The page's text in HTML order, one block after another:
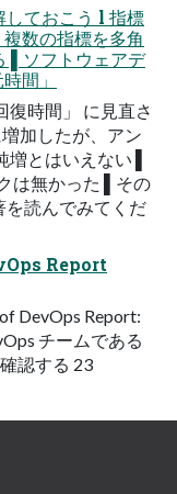
ておこう l 指標
数の指標を多⾓
▌ソフトウェアデ
間」
復時間」 に⾒直さ
加したが、アン
とはいえない ▌
は無かった ▌その
を読んでみてくだ
Report
DevOps Report:
チームである
認する 23